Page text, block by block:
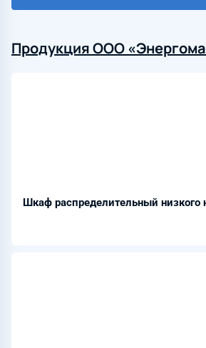
Продукция ООО
Шкаф распределительный